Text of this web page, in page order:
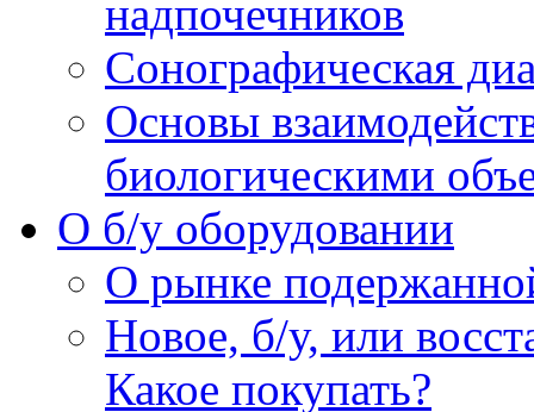
надпочечников
Сонографическая
Основы
биологическими
O б/у оборудовании
О рынке
Новое, б/у, или
Какое покупать?